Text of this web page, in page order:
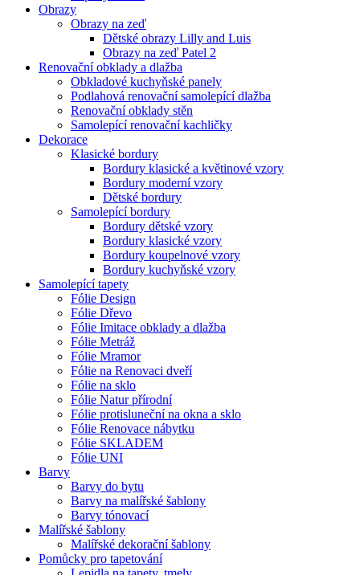
Obrazy
Obrazy na zeď
Dětské obrazy Lilly and Luis
Obrazy na zeď Patel 2
Renovační obklady a dlažba
Obkladové kuchyňské panely
Podlahová renovační samolepící dlažba
Renovační obklady stěn
Samolepící renovační kachličky
Dekorace
Klasické bordury
Bordury klasické a květinové vzory
Bordury moderní vzory
Dětské bordury
Samolepící bordury
Bordury dětské vzory
Bordury klasické vzory
Bordury koupelnové vzory
Bordury kuchyňské vzory
Samolepící tapety
Fólie Design
Fólie Dřevo
Fólie Imitace obklady a dlažba
Fólie Metráž
Fólie Mramor
Fólie na Renovaci dveří
Fólie na sklo
Fólie Natur přírodní
Fólie protisluneční na okna a sklo
Fólie Renovace nábytku
Fólie SKLADEM
Fólie UNI
Barvy
Barvy do bytu
Barvy na malířské šablony
Barvy tónovací
Malířské šablony
Malířské dekorační šablony
Pomůcky pro tapetování